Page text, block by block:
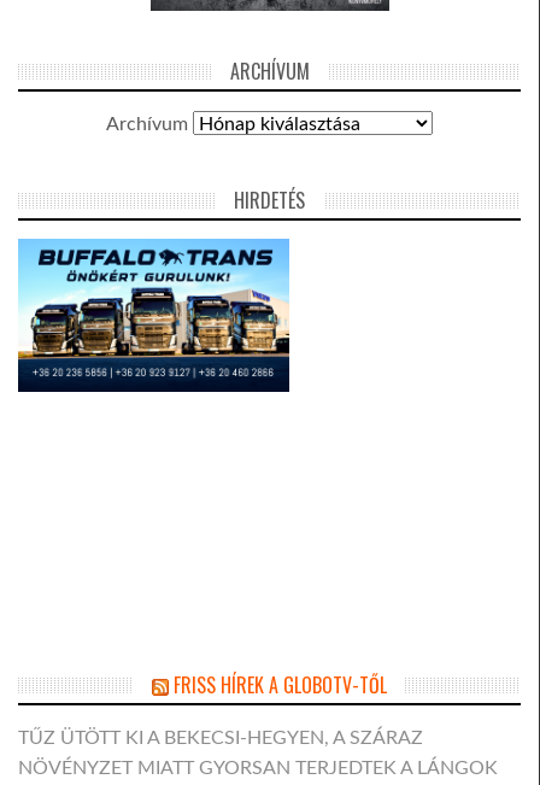
ARCHÍVUM
Archívum
HIRDETÉS
FRISS HÍREK A GLOBOTV-TŐL
TŰZ ÜTÖTT KI A BEKECSI-HEGYEN, A SZÁRAZ
NÖVÉNYZET MIATT GYORSAN TERJEDTEK A LÁNGOK